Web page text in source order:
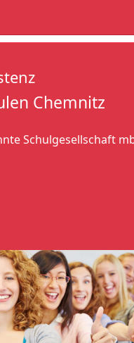
Chemnitz
Schulgesellschaft